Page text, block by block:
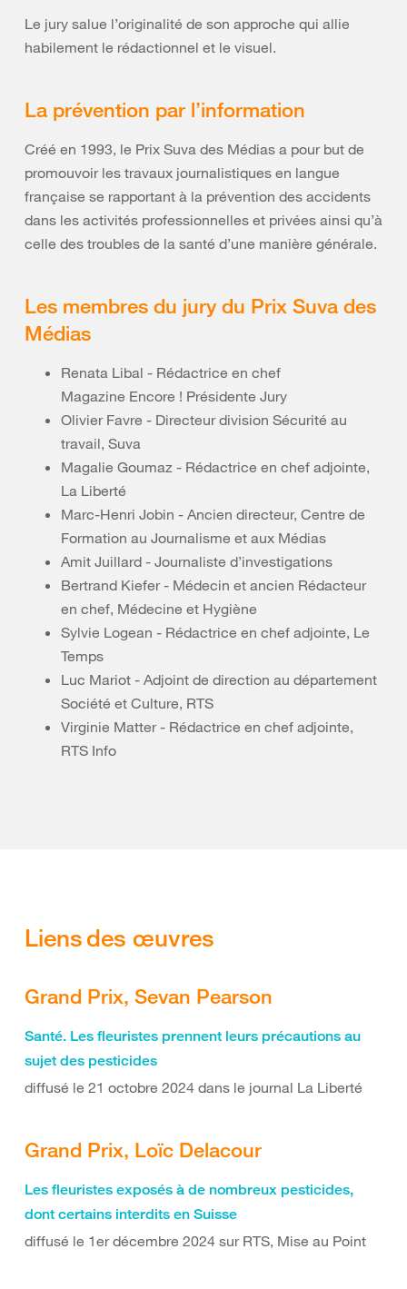
Le jury salue l’originalité de son approche qui allie
habilement le rédactionnel et le visuel.
La prévention par l’information
Créé en 1993, le Prix Suva des Médias a pour but de
promouvoir les travaux journalistiques en langue
française se rapportant à la prévention des accidents
dans les activités professionnelles et privées ainsi qu’à
celle des troubles de la santé d’une manière générale.
Les membres du jury du Prix Suva des
Médias
Renata Libal - Rédactrice en chef
Magazine Encore ! Présidente Jury
Olivier Favre - Directeur division Sécurité au
travail, Suva
Magalie Goumaz - Rédactrice en chef adjointe,
La Liberté
Marc-Henri Jobin - Ancien directeur, Centre de
Formation au Journalisme et aux Médias
Amit Juillard - Journaliste d’investigations
Bertrand Kiefer - Médecin et ancien Rédacteur
en chef, Médecine et Hygiène
Sylvie Logean - Rédactrice en chef adjointe, Le
Temps
Luc Mariot - Adjoint de direction au département
Société et Culture, RTS
Virginie Matter - Rédactrice en chef adjointe,
RTS Info
Liens des œuvres
Grand Prix, Sevan Pearson
Santé. Les fleuristes prennent leurs précautions au
sujet des pesticides
diffusé le 21 octobre 2024 dans le journal La Liberté
Grand Prix, Loïc Delacour
Les fleuristes exposés à de nombreux pesticides,
dont certains interdits en Suisse
diffusé le 1er décembre 2024 sur RTS, Mise au Point